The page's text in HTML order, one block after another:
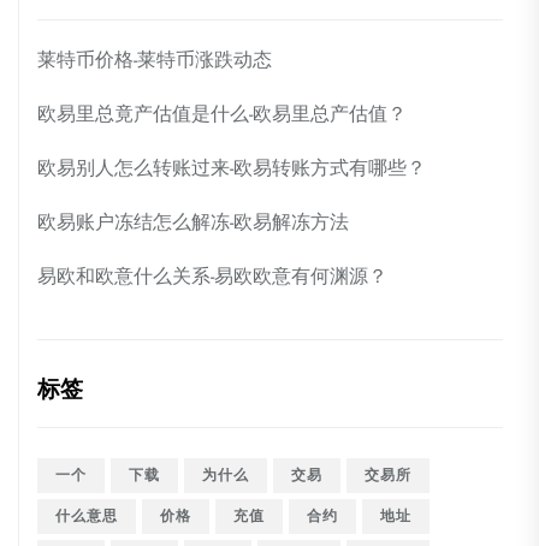
莱特币价格-莱特币涨跌动态
欧易里总竟产估值是什么-欧易里总产估值？
欧易别人怎么转账过来-欧易转账方式有哪些？
欧易账户冻结怎么解冻-欧易解冻方法
易欧和欧意什么关系-易欧欧意有何渊源？
标签
一个 下载 为什么 交易
交易所
什么意思
价格 充值 合约
地址